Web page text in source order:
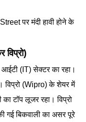
पर मंदी हावी होने के
विप्रो)
(IT) सेक्टर का रहा।
विप्रो (Wipro) के शेयर में
टॉप लूजर रहा। विप्रो
गई बिकवाली का असर पूरे